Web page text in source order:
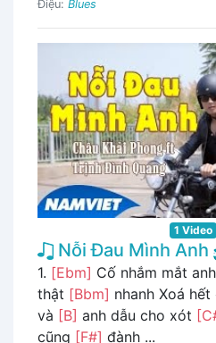
Điệu: Blues
1 Video
Nỗi Đau Mình Anh
1. [Ebm] Cố nhắm mắt
thật [Bbm] nhanh Xoá
và [B] anh dẫu cho xót
cũng [F#] đành ...